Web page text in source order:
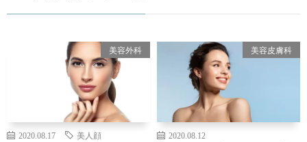
美容外科
2020.08.17 美人顔
美容皮膚科
2020.08.12